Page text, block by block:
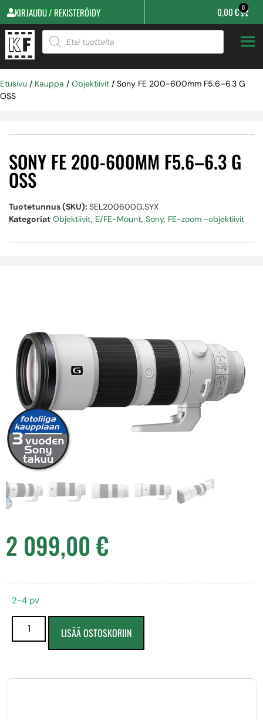
KIRJAUDU / REKISTERÖIDY 0,00€ 0
Etusivu / Kauppa / Objektiivit / Sony FE 200-600mm F5.6–6.3 G
OSS
SONY FE 200-600MM F5.6–6.3 G
OSS
Tuotetunnus (SKU): SEL200600G.SYX
Kategoriat Objektiivit, E/FE-Mount, Sony, FE-zoom -objektiivit
2 099,00€
2-4 pv
LISÄÄ OSTOSKORIIN